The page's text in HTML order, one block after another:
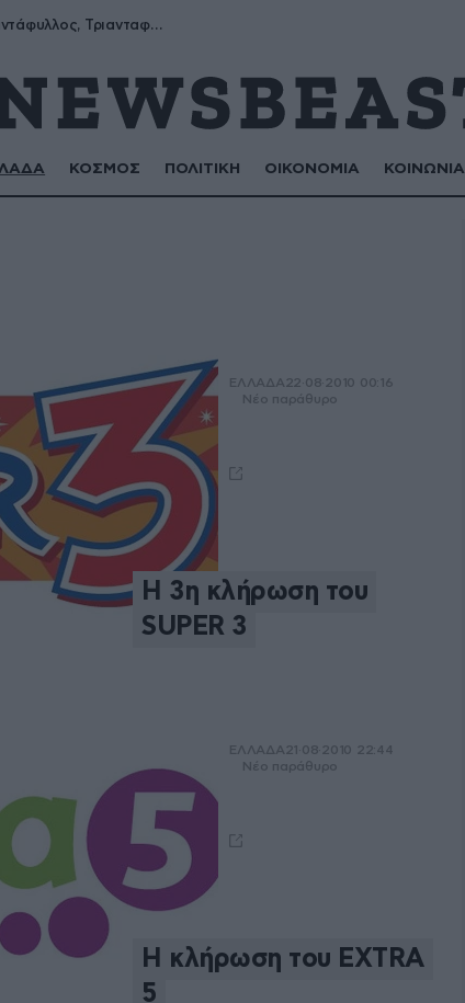
Μύρων, Τριαντάφυλλος, Τριανταφυλλιά, Φυλλιώ, Ρόζα
ΚΟΣΜΟΣ ΠΟΛΙΤΙΚΗ ΟΙΚΟΝΟΜΙΑ ΚΟΙΝΩΝΙΑ
ΕΛΛΑΔΑ22·08·2010 00:16
Νέο παράθυρο
Η 3η κλήρωση του
SUPER 3
ΕΛΛΑΔΑ21·08·2010 22:44
Νέο παράθυρο
Η κλήρωση του EXTRA
5